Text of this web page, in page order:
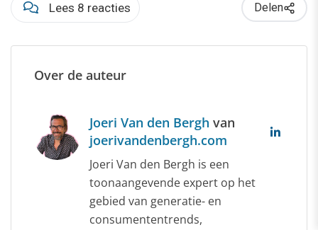
Lees 8 reacties Delen
Over de auteur
Joeri Van den Bergh van
joerivandenbergh.com
Joeri Van den Bergh is een
toonaangevende expert op het
gebied van generatie- en
consumententrends,